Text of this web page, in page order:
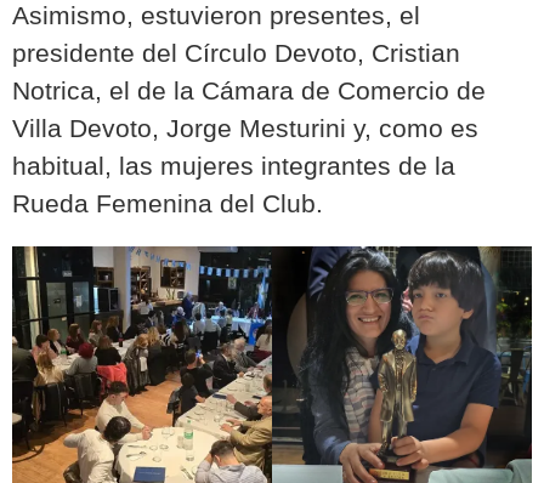
Asimismo, estuvieron presentes, el
presidente del Círculo Devoto, Cristian
Notrica, el de la Cámara de Comercio de
Villa Devoto, Jorge Mesturini y, como es
habitual, las mujeres integrantes de la
Rueda Femenina del Club.